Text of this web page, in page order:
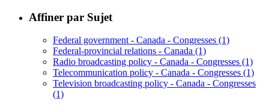
Affiner par Sujet
Federal government - Canada - Congresses (1)
Federal-provincial relations - Canada (1)
Radio broadcasting policy - Canada - Congresses (1)
Telecommunication policy - Canada - Congresses (1)
Television broadcasting policy - Canada - Congresses
(1)